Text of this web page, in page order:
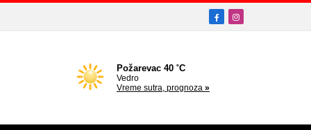
FacebookInstagram